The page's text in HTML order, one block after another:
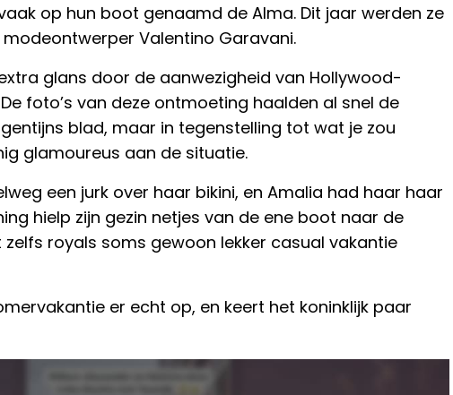
op hun boot genaamd de Alma. Dit jaar werden ze
Valentino Garavani.
glans door de aanwezigheid van Hollywood-
foto’s van deze ontmoeting haalden al snel de
blad, maar in tegenstelling tot wat je zou
glamoureus aan de situatie.
een jurk over haar bikini, en Amalia had haar haar
hielp zijn gezin netjes van de ene boot naar de
royals soms gewoon lekker casual vakantie
er echt op, en keert het koninklijk paar